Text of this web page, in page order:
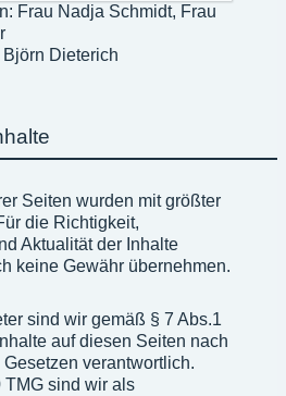
Frau Nadja Schmidt, Frau
Dieterich
Seiten wurden mit größter
die Richtigkeit,
Aktualität der Inhalte
keine Gewähr übernehmen.
sind wir gemäß § 7 Abs.1
auf diesen Seiten nach
verantwortlich.
TMG sind wir als